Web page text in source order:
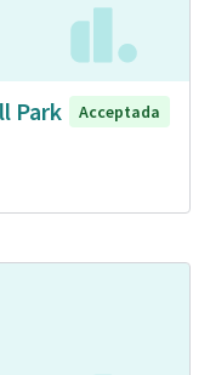
Park
Acceptada